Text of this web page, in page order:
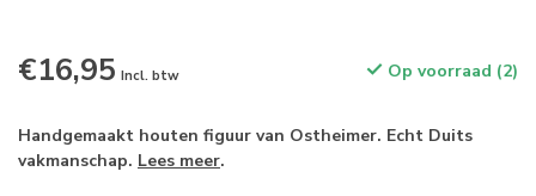
€16,95 Incl. btw Op voorraad (2)
Handgemaakt houten figuur van Ostheimer. Echt Duits
vakmanschap. Lees meer.